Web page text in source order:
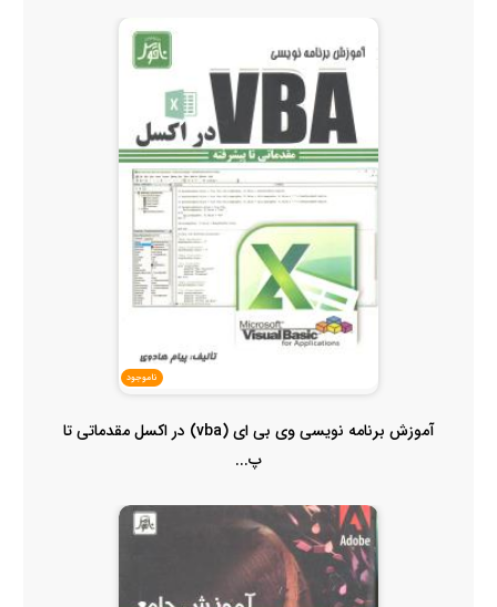
ناموجود
آموزش برنامه نویسی وی بی ای (vba) در اکسل مقدماتی تا
پ...